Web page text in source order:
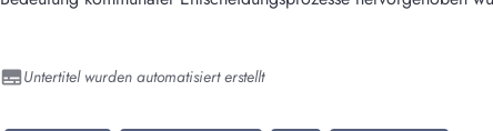
Untertitel wurden automatisiert erstellt